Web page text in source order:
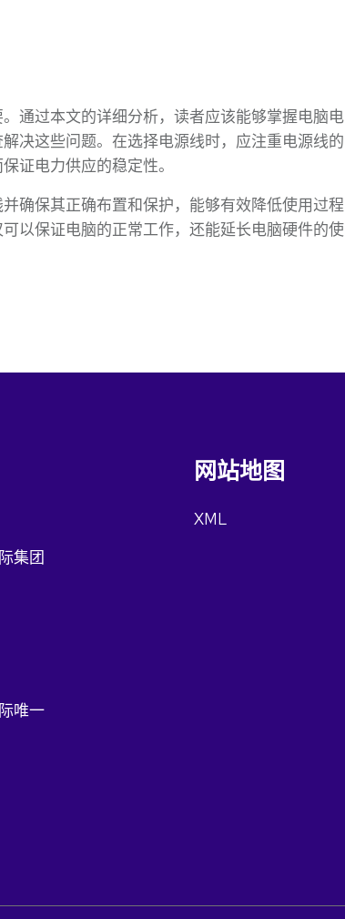
通过本文的详细分析，读者应该能够掌握电脑电
决这些问题。在选择电源线时，应注重电源线的
证电力供应的稳定性。
确保其正确布置和保护，能够有效降低使用过程
以保证电脑的正常工作，还能延长电脑硬件的使
集团
唯一
网站地图
XML